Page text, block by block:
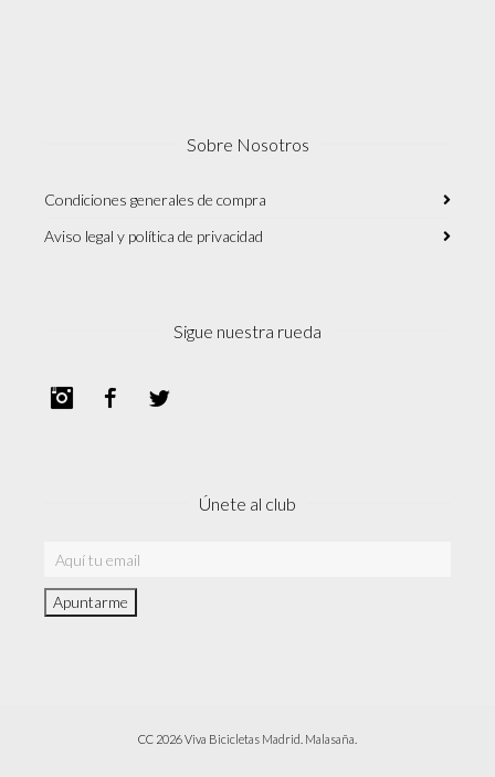
Sobre Nosotros
Condiciones generales de compra
Aviso legal y política de privacidad
Sigue nuestra rueda
InstagramFacebook
Únete al club
CC 2026 Viva Bicicletas Madrid. Malasaña.